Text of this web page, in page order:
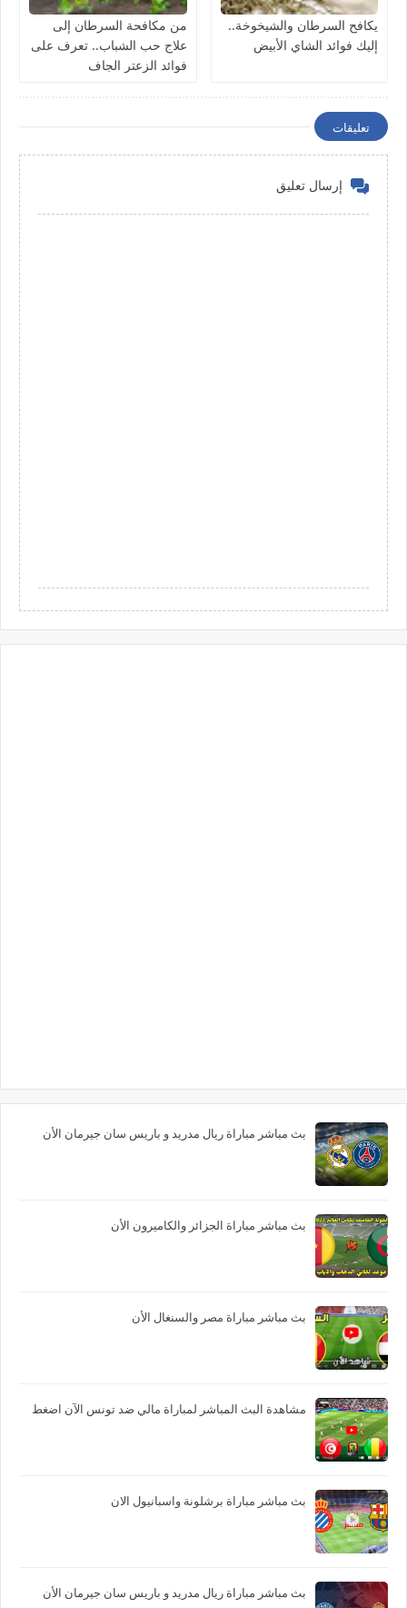
يكافح السرطان والشيخوخة..
إليك فوائد الشاي الأبيض
من مكافحة السرطان إلى
علاج حب الشباب.. تعرف على
فوائد الزعتر الجاف
تعليقات
إرسال تعليق
بث مباشر مباراة ريال مدريد و باريس سان جيرمان الأن
بث مباشر مباراة الجزائر والكاميرون الأن
بث مباشر مباراة مصر والسنغال الأن
مشاهدة البث المباشر لمباراة مالي ضد تونس الآن اضغط
بث مباشر مباراة برشلونة واسبانيول الان
بث مباشر مباراة ريال مدريد و باريس سان جيرمان الأن